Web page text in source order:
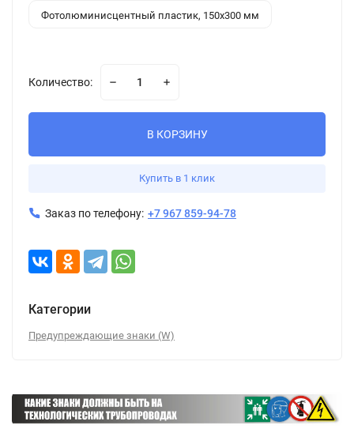
Фотолюминисцентный пластик, 150x300 мм
Количество:
В КОРЗИНУ
Купить в 1 клик
Заказ по телефону: +7 967 859-94-78
Категории
Предупреждающие знаки (W)